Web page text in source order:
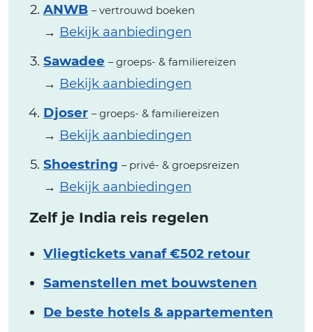
ANWB – vertrouwd boeken
→ Bekijk aanbiedingen
Sawadee – groeps- & familiereizen
→ Bekijk aanbiedingen
Djoser – groeps- & familiereizen
→ Bekijk aanbiedingen
Shoestring – privé- & groepsreizen
→ Bekijk aanbiedingen
Zelf je India reis regelen
Vliegtickets vanaf €502 retour
Samenstellen met bouwstenen
De beste hotels & appartementen